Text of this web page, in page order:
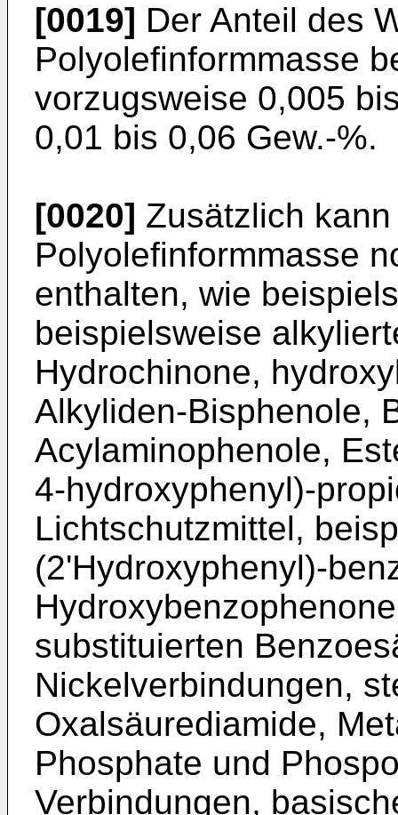
[0019] Der Anteil des
Polyolefinformmasse
vorzugsweise 0,005
0,01 bis 0,06 Gew.-%.
[0020] Zusätzlich
Polyolefinformmasse
enthalten, wie
beispielsweise
Hydrochinone,
Alkyliden-Bisphenole,
Acylaminophenole,
4-hydroxyphenyl)-
Lichtschutzmittel,
(2'Hydroxyphenyl)-
substituierten
Nickelverbindungen,
Oxalsäurediamide,
Phosphate und
Verbindungen,